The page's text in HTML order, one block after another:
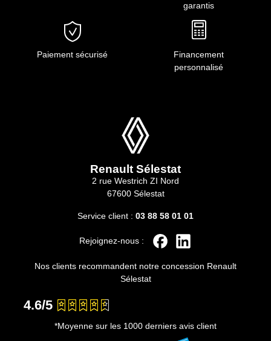
garantis
Paiement sécurisé
Financement
personnalisé
Renault Sélestat
2 rue Westrich ZI Nord
67600 Sélestat
Service client : 03 88 58 01 01
Rejoignez-nous :
Nos clients recommandent notre concession Renault
Sélestat
4.6/5
*Moyenne sur les 1000 derniers avis client